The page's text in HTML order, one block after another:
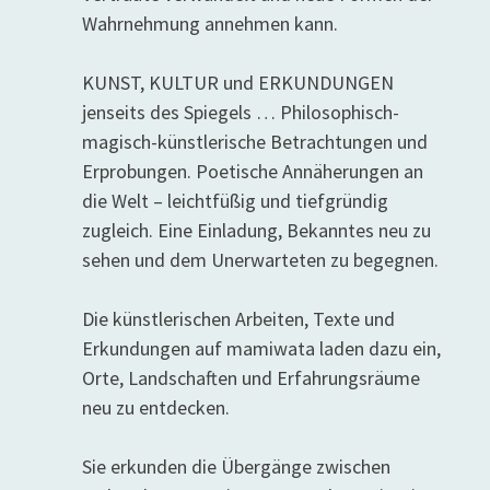
Wahrnehmung annehmen kann.
KUNST, KULTUR und ERKUNDUNGEN
jenseits des Spiegels … Philosophisch-
magisch-künstlerische Betrachtungen und
Erprobungen. Poetische Annäherungen an
die Welt – leichtfüßig und tiefgründig
zugleich. Eine Einladung, Bekanntes neu zu
sehen und dem Unerwarteten zu begegnen.
Die künstlerischen Arbeiten, Texte und
Erkundungen auf mamiwata laden dazu ein,
Orte, Landschaften und Erfahrungsräume
neu zu entdecken.
Sie erkunden die Übergänge zwischen